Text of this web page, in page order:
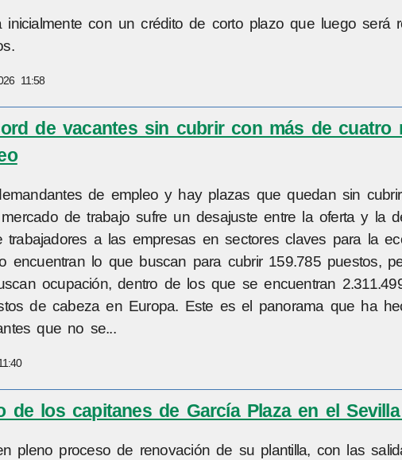
inicialmente con un crédito de corto plazo que luego será
11:58
de vacantes sin cubrir con más de cuatro
de empleo y hay plazas que quedan sin
de trabajo sufre un desajuste entre la oferta y la
trabajadores a las empresas en sectores claves para la
encuentran lo que buscan para cubrir 159.785 puestos,
ocupación, dentro de los que se encuentran
de cabeza en Europa. Este es el panorama que ha
que no se...
de los capitanes de García Plaza en el
pleno proceso de renovación de su plantilla, con las